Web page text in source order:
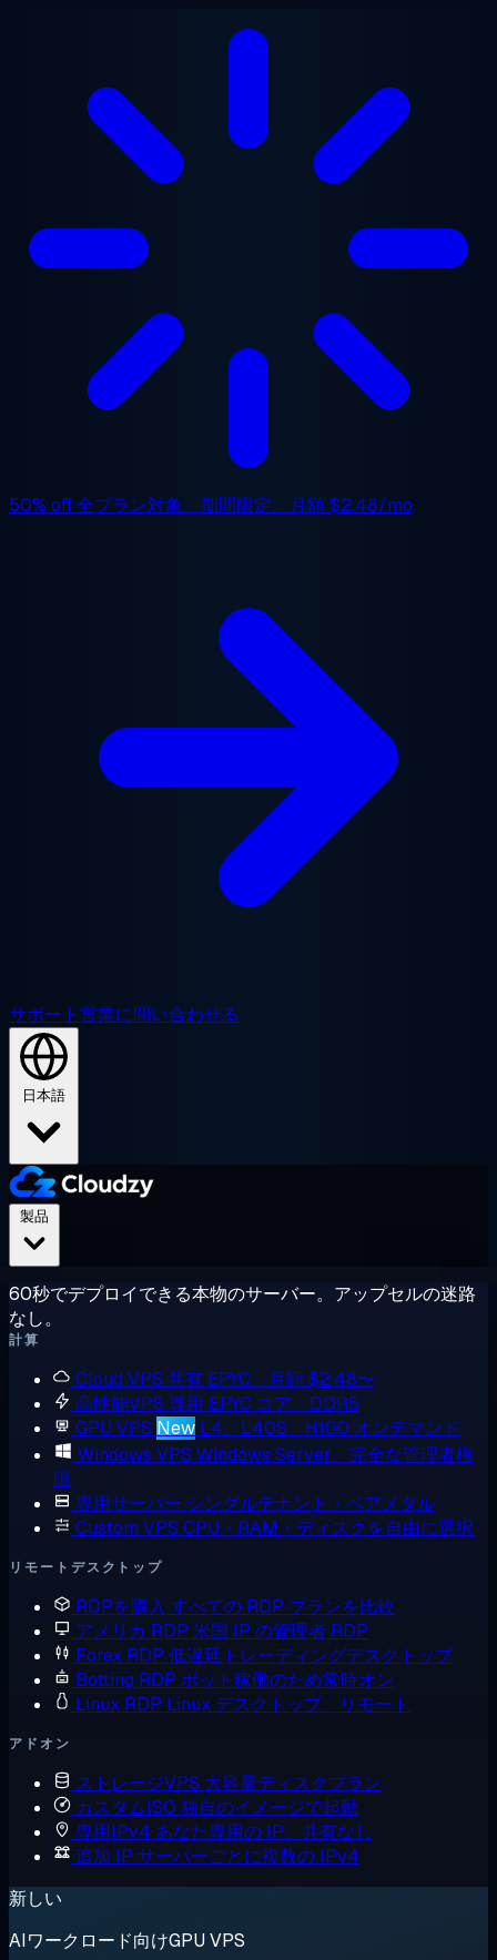
50% off全プラン対象、期間限定。月額$2.48/mo
サポート営業に問い合わせる
日本語
60秒でデプロイできる本物のサーバー。アップセルの迷路
なし。
計算
Cloud VPS 共有 EPYC、月額 $2.48〜
高性能VPS 専用 EPYC コア、DDR5
GPU VPS New L4、L40S、H100 オンデマンド
Windows VPS Windows Server、完全な管理者権
限
専用サーバー シングルテナント・ベアメタル
Custom VPS CPU・RAM・ディスクを自由に選択
リモートデスクトップ
RDPを購入 すべての RDP プランを比較
アメリカ RDP 米国 IP の管理者 RDP
Forex RDP 低遅延トレーディングデスクトップ
Botting RDP ボット稼働のため常時オン
Linux RDP Linux デスクトップ、リモート
アドオン
ストレージVPS 大容量ディスクプラン
カスタムISO 独自のイメージで起動
専用IPv4 あなた専用の IP、共有なし
追加 IP サーバーごとに複数の IPv4
新しい
AIワークロード向けGPU VPS